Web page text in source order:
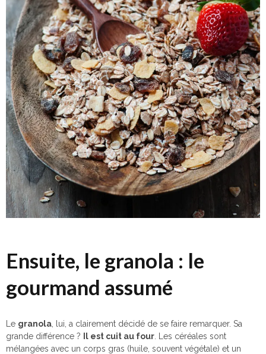
Ensuite, le granola : le
gourmand assumé
Le granola , lui, a clairement décidé de se faire remarquer. Sa
grande différence ?
Il est cuit au four . Les céréales sont
mélangées avec un corps gras (huile, souvent végétale) et un